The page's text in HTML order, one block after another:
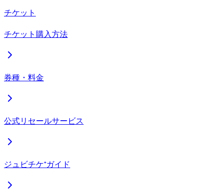
チケット
チケット購入方法
券種・料金
公式リセールサービス
ジュビチケ⁺ガイド